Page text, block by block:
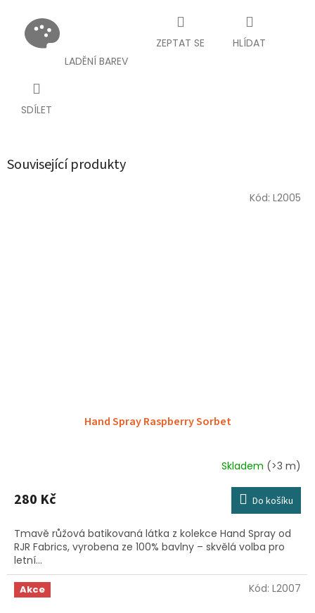
LADĚNÍ BAREV
ZEPTAT SE HLÍDAT
SDÍLET
Související produkty
Hand Spray Raspberry Sorbet
Skladem (>3 m)
280 Kč Do košíku
Tmavě růžová batikovaná látka z kolekce Hand Spray od
RJR Fabrics, vyrobena ze 100% bavlny – skvělá volba pro
letní...
Kód: L2005
Akce
Kód: L2007